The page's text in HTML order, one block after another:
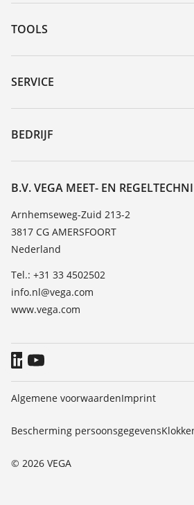
TOOLS
myVEGA
Downloads
DTM Collection/PACTware
SERVICE
Reparatieformulier instrument
Seminars
Bestendigheidslijst
TeamViewer
BEDRIJF
Vacature
Over VEGA
Contact
Nieuws
Blog
B.V. VEGA MEET- EN
Arnhemseweg-Zuid 213-2
3817 CG AMERSFOORT
Nederland
Tel.: +31 33 4502502
info.nl@vega.com
www.vega.com
© 2026 VEGA
Algemene voorwaardenImprint
Bescherming persoonsgegevens